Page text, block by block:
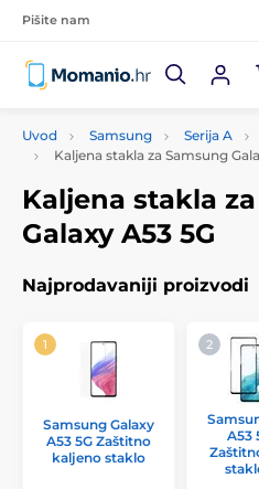
Pišite nam
Uvod Samsung Serija A
Kaljena stakla za Samsung
Kaljena stakla
Galaxy A53 5G
Najprodavaniji proizvodi
Samsung Galaxy
A53 5G Zaštitno
kaljeno staklo
A53